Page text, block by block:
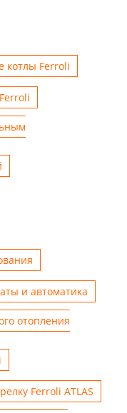
котлы Ferroli
и автоматика
отопления
Ferroli ATLAS